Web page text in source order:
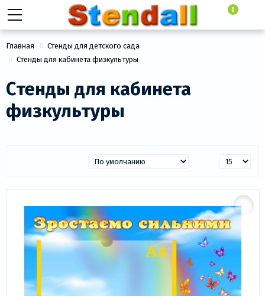
0
Главная
Стенды для детского сада
Стенды для кабинета физкультуры
Стенды для кабинета
физкультуры